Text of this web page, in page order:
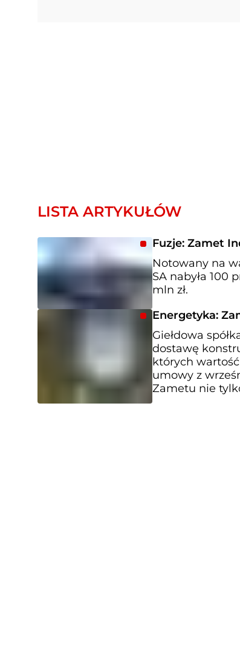
LISTA ARTYKUŁÓW
Fuzje: Zamet
Notowany na
SA nabyła 100
mln zł.
Energetyka:
Giełdowa
dostawę
których
umowy z
Zametu nie